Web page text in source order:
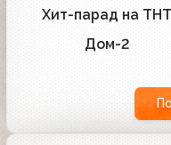
Хит-парад на ТНТ
Дом-2